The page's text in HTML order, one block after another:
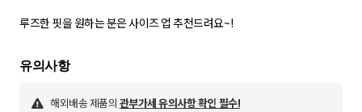
유의사항
해외배송 제품의 관부가세 유의사항 확인 필수!